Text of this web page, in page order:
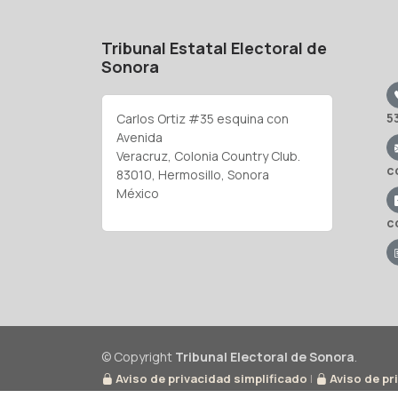
Tribunal Estatal Electoral de
Sonora
Carlos Ortiz #35 esquina con
Avenida
Veracruz, Colonia Country Club.
83010, Hermosillo, Sonora
México
© Copyright Tribunal Electoral de Sonora.
Aviso de privacidad simplificado | Aviso de